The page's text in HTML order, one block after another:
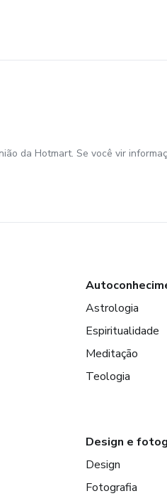
da Hotmart. Se você vir
Astrologia
Espiritualidade
Meditação
Teologia
Design e
Design
Fotografia